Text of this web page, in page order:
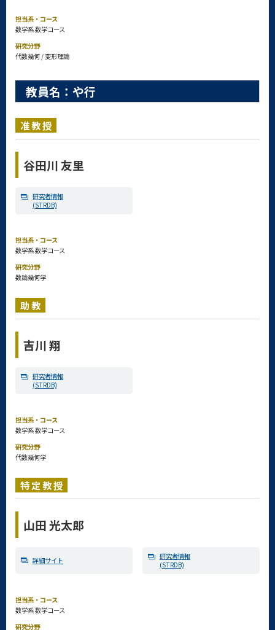
担当系・コース
数学系 数学コース
研究分野
代数幾何 / 変形理論
教員名：や行
准教授
谷田川 友里
研究者情報
(STRDB)
担当系・コース
数学系 数学コース
研究分野
数論幾何学
助教
吉川 翔
研究者情報
(STRDB)
担当系・コース
数学系 数学コース
研究分野
代数幾何学
特定教授
山田 光太郎
詳細サイト
研究者情報
(STRDB)
担当系・コース
数学系 数学コース
研究分野